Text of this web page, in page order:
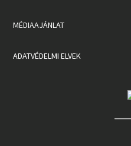
MÉDIAAJÁNLAT
ADATVÉDELMI ELVEK